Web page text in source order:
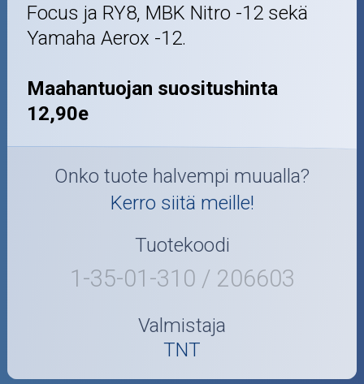
Focus ja RY8, MBK Nitro -12 sekä
Yamaha Aerox -12.
Maahantuojan suositushinta
12,90e
Onko tuote halvempi muualla?
Kerro siitä meille!
Tuotekoodi
1-35-01-310 / 206603
Valmistaja
TNT